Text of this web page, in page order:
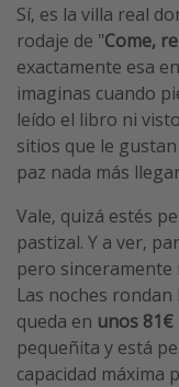
Cruceros por el
Hoteles más hot
Guía de equipaje de
Parques de
Viaja con musicales
El Rey León el
Harry Potter en
Eventos deportivos
Sí, es la villa real
rodaje de "Come,
exactamente esa
imaginas cuando
leído el libro ni
sitios que le
paz nada más
Vale, quizá estés
pastizal. Y a ver,
pero sinceramente
Las noches
queda en unos
pequeñita y está
capacidad máxima